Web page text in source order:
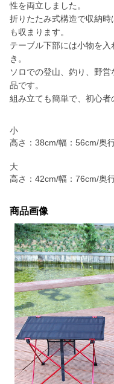
性を両立しました。
折りたたみ式構造で収納
も収まります。
テーブル下部には小物を
き。
ソロでの登山、釣り、野
品です。
組み立ても簡単で、初心者
小
高さ：38cm/幅：56cm/奥
大
高さ：42cm/幅：76cm/奥
商品画像